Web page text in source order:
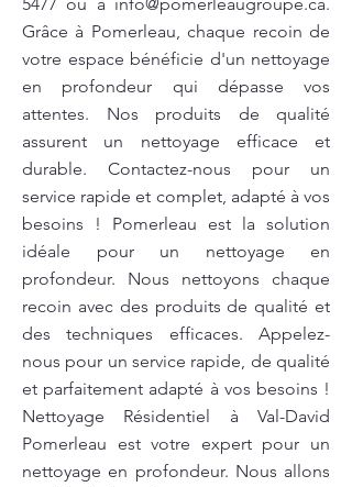
Grâce à Pomerleau, chaque recoin de
votre espace bénéficie d'un nettoyage
en profondeur qui dépasse vos
attentes. Nos produits de qualité
assurent un nettoyage efficace et
durable. Contactez-nous pour un
service rapide et complet, adapté à vos
besoins ! Pomerleau est la solution
idéale pour un nettoyage en
profondeur. Nous nettoyons chaque
recoin avec des produits de qualité et
des techniques efficaces. Appelez-
nous pour un service rapide, de qualité
et parfaitement adapté à vos besoins !
Nettoyage Résidentiel à Val-David
Pomerleau est votre expert pour un
nettoyage en profondeur. Nous allons